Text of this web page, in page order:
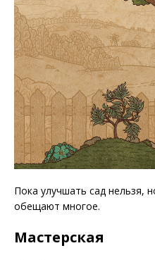
Пока улучшать сад нельзя,
обещают многое.
Мастерская